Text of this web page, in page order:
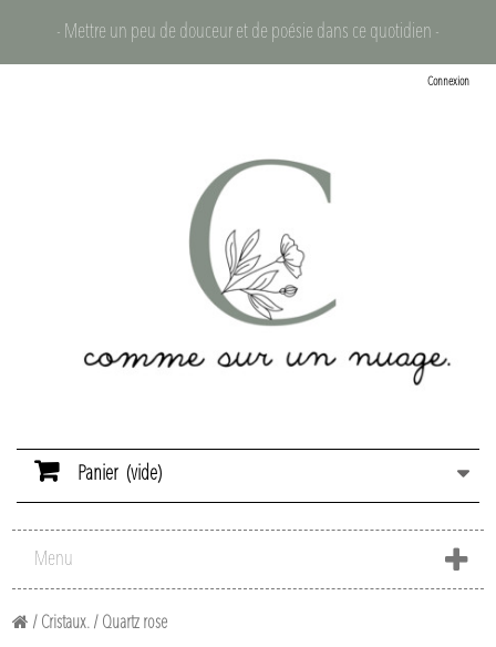
- Mettre un peu de douceur et de poésie dans ce quotidien -
Connexion
Panier (vide)
Menu
/ Cristaux. / Quartz rose